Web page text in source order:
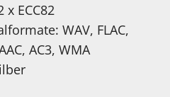
x ECC82
WAV, FLAC,
AC3, WMA